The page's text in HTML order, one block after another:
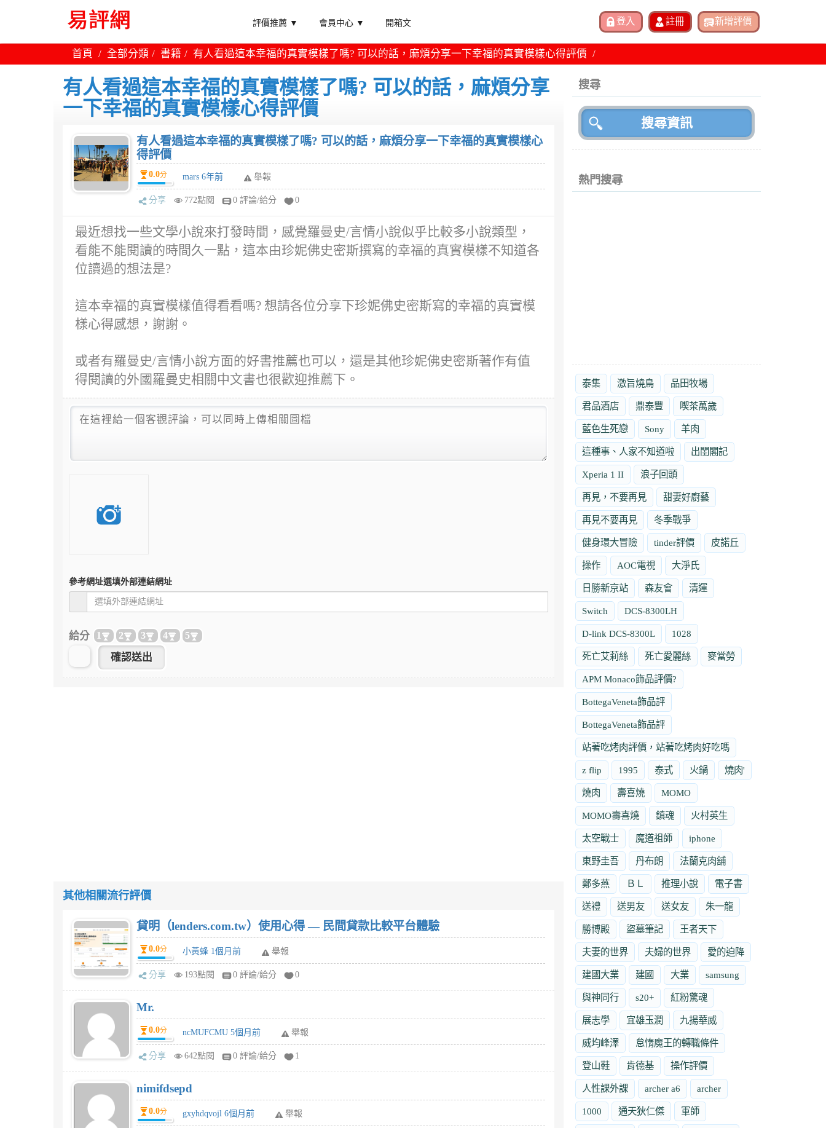
評價推薦 ▼ 會員中心 ▼ 開箱文
首頁 全部分類 書籍 有人看過這本幸福的真實模樣了嗎? 可以的話，麻煩分享一下幸福的真實模樣心得評價
有人看過這本幸福的真實模樣了嗎? 可以的話，麻煩分享
一下幸福的真實模樣心得評價
有人看過這本幸福的真實模樣了嗎? 可以的話，麻煩分享一下幸福的真實模樣心
得評價
0.0分 mars 6年前 舉報
分享 772點閱 0 評論/給分 0
最近想找一些文學小說來打發時間，感覺羅曼史/言情小說似乎比較多小說類型，
看能不能閱讀的時間久一點，這本由珍妮佛史密斯撰寫的幸福的真實模樣不知道各
位讀過的想法是?
這本幸福的真實模樣值得看看嗎? 想請各位分享下珍妮佛史密斯寫的幸福的真實模
樣心得感想，謝謝。
或者有羅曼史/言情小說方面的好書推薦也可以，還是其他珍妮佛史密斯著作有值
得閱讀的外國羅曼史相關中文書也很歡迎推薦下。
參考網址選填外部連結網址
給分 1 2 3 4 5
其他相關流行評價
貸明（lenders.com.tw）使用心得 — 民間貸款比較平台體驗
0.0分 小黃蜂 1個月前 舉報
分享 193點閱 0 評論/給分 0
Mr.
0.0分 ncMUFCMU 5個月前 舉報
分享 642點閱 0 評論/給分 1
nimifdsepd
0.0分 gxyhdqvojl 6個月前 舉報
搜尋
熱門搜尋
泰集 激旨燒鳥 品田牧場
君品酒店 鼎泰豐 喫茶萬歲
藍色生死戀 Sony 羊肉
這種事、人家不知道啦 出閨閣記
Xperia 1 II 浪子回頭
再見，不要再見 甜妻好廚藝
再見不要再見 冬季戰爭
健身環大冒險 tinder評價 皮諾丘
操作 AOC電視 大淨氏
日勝新京站 森友會 清運
Switch DCS-8300LH
D-link DCS-8300L 1028
死亡艾莉絲 死亡愛麗絲 麥當勞
APM Monaco飾品評價?
BottegaVeneta飾品評
BottegaVeneta飾品評
站著吃烤肉評價，站著吃烤肉好吃嗎
z flip 1995 泰式 火鍋 燒肉'
燒肉 壽喜燒 MOMO
MOMO壽喜燒 鎮魂 火村英生
太空戰士 魔道祖師 iphone
東野圭吾 丹布朗 法蘭克肉舖
鄭多燕 ＢＬ 推理小說 電子書
送禮 送男友 送女友 朱一龍
勝博殿 盜墓筆記 王者天下
夫妻的世界 夫婦的世界 愛的迫降
建國大業 建國 大業 samsung
與神同行 s20+ 紅粉驚魂
展志學 宜雄玉潤 九揚華威
威均峰澤 怠惰魔王的轉職條件
登山鞋 肯德基 操作評價
人性課外課 archer a6 archer
1000 通天狄仁傑 軍師